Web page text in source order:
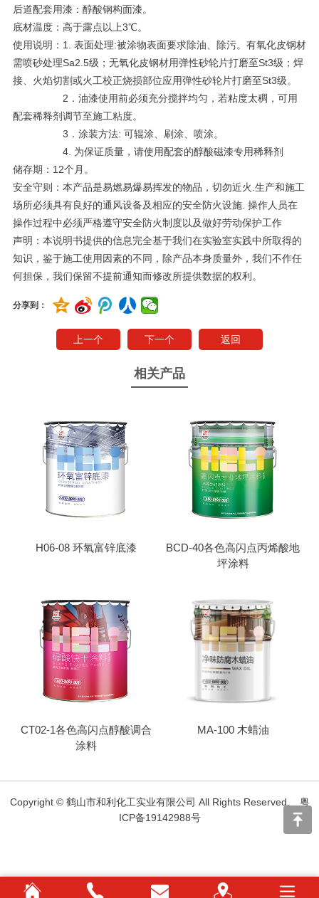
后道配套用漆：醇酸钢构面漆。
底材温度：高于露点以上3℃。
使用说明：1. 表面处理:被涂物表面要求除油、除污。有氧化皮钢材
需喷砂处理Sa2.5级；无氧化皮钢材用弹性砂轮片打磨至St3级；焊
接、火焰切割或火工校正烧损部位应用弹性砂轮片打磨至St3级。
2．油漆使用前必须充分搅拌均匀，若粘度太稠，可用
配套稀释剂调节至施工粘度。
3．涂装方法: 可辊涂、刷涂、喷涂。
4. 为保证质量，请使用配套的醇酸磁漆专用稀释剂
储存期：12个月。
安全守则：本产品是易燃易爆易挥发的物品，切勿近火.生产和施工
场所必须具有良好的通风设备及相应的安全防火设施. 操作人员在
操作过程中必须严格遵守安全防火制度以及做好劳动保护工作
声明：本说明书提供的信息完全基于我们在实验室实践中所取得的
知识，鉴于施工使用因素的不同，除产品本身质量外，我们不作任
何担保，我们保留不提前通知而修改所提供数据的权利。
分享到：
上一个 下一个 返回
相关产品
H06-08 环氧富锌底漆
BCD-40各色高闪点丙烯酸地
坪涂料
CT02-1各色高闪点醇酸调合
涂料
MA-100 木蜡油
Copyright © 鹤山市和利化工实业有限公司 All Rights Reserved. 粤
ICP备19142988号